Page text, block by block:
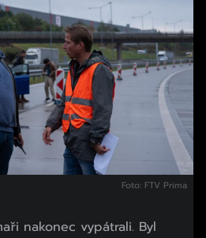
Foto: FTV Prima
nakonec vypátrali. Byl